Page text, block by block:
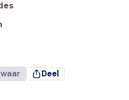
.
Deel